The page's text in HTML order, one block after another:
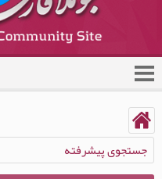
جستجوی پیشرفته